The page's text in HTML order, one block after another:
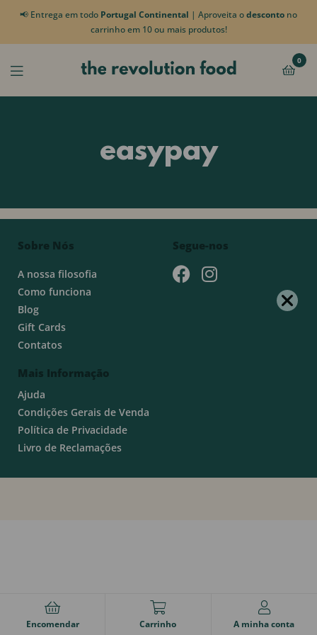
📢 Entrega em todo Portugal Continental | Aproveita odesconto no
carrinho em 10 ou mais produtos!
0
easypay
Sobre Nós
A nossa filosofia
Como funciona
Blog
Gift Cards
Contatos
Mais Informação
Ajuda
Condições Gerais de Venda
Política de Privacidade
Livro de Reclamações
Segue-nos
Encomendar Carrinho A minha conta